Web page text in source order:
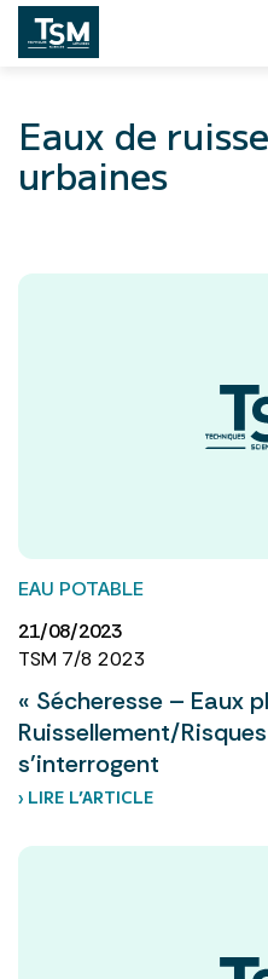
Eaux de
urbaines
EAU POTABLE
21/08/2023
TSM 7/8 2023
« Sécheresse – Eaux
Ruissellement/
s’interrogent
› LIRE L’ARTICLE